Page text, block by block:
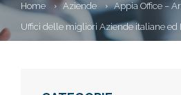
Home Aziende
Appia Office –
Uffici delle migliori Aziende italiane ed